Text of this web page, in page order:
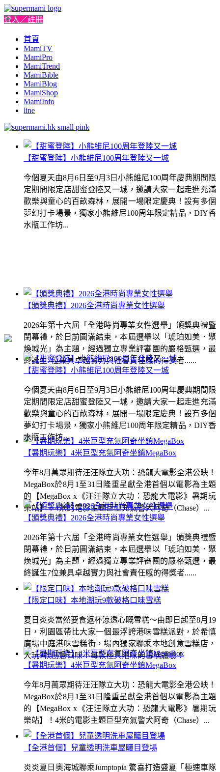
登入／註冊
首頁
MamiTV
MamiPro
MamiTrend
MamiBible
MamiBlog
MamiShop
MamiInfo
line
【甜蜜登陸】小熊維尼100周年登陸又一城
今個夏天由8月6日至9月3日小熊維尼100周年慶典期間限
定期間限定店甜蜜登陸又一城，邀請大家一起走進充滿
歡樂與童心的百畝森林，展開一場限定慶典！設有多個
夢幻打卡場景，獨家小熊維尼100周年限定精品，DIY香
水瓶工作坊...
【頒獎典禮】2026全港時尚專業女性選舉
2026年第十六屆「全港時尚專業女性選舉」頒獎典禮暨
閉幕禮，於日前圓滿結束，本屆選舉以「琥珀如美．聚
煥城光」為主題，經過獨立專業評審團的嚴格甄選，最
終誕生7位兼具卓越實力與社會責任感的得獎者......
【暑期玩樂】4米巨型充氣阿奇坐鎮MegaBox
今年8月萬眾期待汪汪隊立大功：恐龍大電影全港公映！
MegaBox於8月1至31日隆重呈獻全港首個以電影為主題
的【MegaBox x《汪汪隊立大功：恐龍大電影》暑期玩
樂站】！4米的電影主題巨型充氣警犬阿奇（Chase）...
【限定口味】本地潮玩9款破格口味雪糕
夏日炎炎當然要食返杯涼透心嘅雪糕～由即日起至8月19
日，利園區帶比大家一個最浮誇港味雪糕派對，於希慎
廣場中庭港味雪糕街，場內獨家聯乘本地創意雪糕店，
大玩9款創意口味！每款極具港味的雪糕體驗！
【全港首個】兒童透明洗車屋矚目登場
炎炎夏日奧海城聯乘Jumptopia 驚喜打造盛夏「極速車隊
【甜蜜登陸】小熊維尼100周年登陸又一城
今個夏天由8月6日至9月3日小熊維尼100周年慶典期間限
定期間限定店甜蜜登陸又一城，邀請大家一起走進充滿
歡樂與童心的百畝森林，展開一場限定慶典！設有多個
夢幻打卡場景，獨家小熊維尼100周年限定精品，DIY香
水瓶工作坊...
【頒獎典禮】2026全港時尚專業女性選舉
2026年第十六屆「全港時尚專業女性選舉」頒獎典禮暨
閉幕禮，於日前圓滿結束，本屆選舉以「琥珀如美．聚
煥城光」為主題，經過獨立專業評審團的嚴格甄選，最
終誕生7位兼具卓越實力與社會責任感的得獎者......
【暑期玩樂】4米巨型充氣阿奇坐鎮MegaBox
今年8月萬眾期待汪汪隊立大功：恐龍大電影全港公映！
MegaBox於8月1至31日隆重呈獻全港首個以電影為主題
的【MegaBox x《汪汪隊立大功：恐龍大電影》暑期玩
樂站】！4米的電影主題巨型充氣警犬阿奇（Chase）...